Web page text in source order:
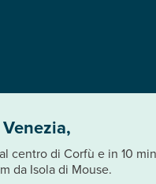
centro di Corfù e in 10
da Isola di Mouse.